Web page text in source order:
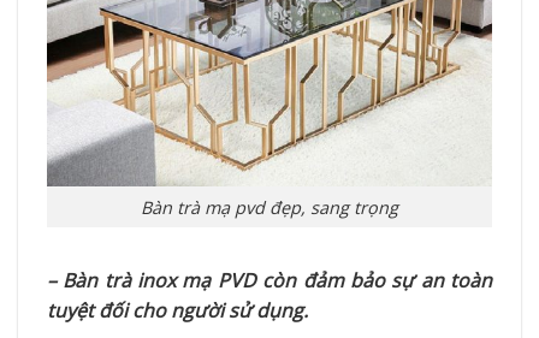
Bàn trà mạ pvd đẹp, sang trọng
– Bàn trà inox mạ PVD còn đảm bảo sự an toàn
tuyệt đối cho người sử dụng.